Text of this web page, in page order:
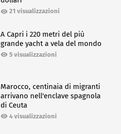
21 visualizzazioni
A Capri i 220 metri del più
grande yacht a vela del mondo
5 visualizzazioni
Marocco, centinaia di migranti
arrivano nell'enclave spagnola
di Ceuta
4 visualizzazioni